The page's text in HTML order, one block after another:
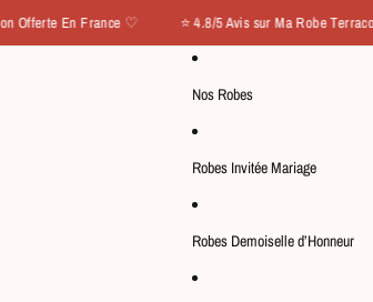
France ♡ ⭐ 4.8/5 Avis sur Ma Robe Terracotta
Nos Robes
Robes Invitée Mariage
Robes Demoiselle d’Honneur